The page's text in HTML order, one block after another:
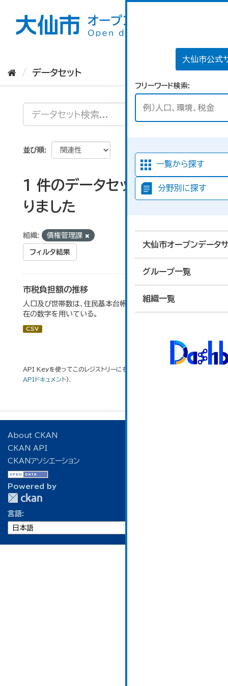
大仙市公式
フリーワード検索
一覧から探す
分野別に探す
大仙市オープンデータ
グループ一覧
組織一覧
データセット
並び順
1 件のデータセットが見つか
りました
組織: 債権管理課
フィルタ結果
市税負担額の推移
人口及び世帯数は、住民基本台帳月報における各年度末現
在の数字を用いている。
CSV
API Keyを使ってこのレジストリーにもアクセス可能です
APIドキュメント).
About CKAN
CKAN API
CKANアソシエーション
Powered by
言語